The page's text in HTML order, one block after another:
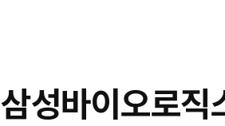
삼성바이오로직